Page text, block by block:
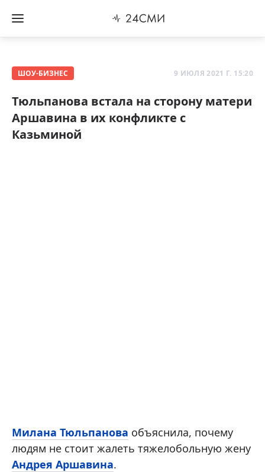
ШОУ-БИЗНЕС 9 ИЮЛЯ 2021 Г. 15:20
Тюльпанова встала на сторону матери
Аршавина в их конфликте с
Казьминой
Милана Тюльпанова объяснила, почему
людям не стоит жалеть тяжелобольную жену
Андрея Аршавина.